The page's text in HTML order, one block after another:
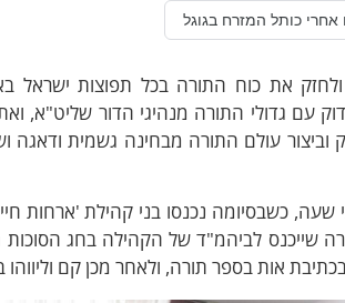
אחרי כותל המזרח בגוגל
את כוח התורה בכל תפוצות ישראל
עם גדולי התורה מנהיגי הדור שליט"א,
עולם התורה מבחינה גשמית ודאגה
כשבסיומה נכנסו בני קהילת 'ארחות
שייכנס לביהמ"ד של הקהילה בחג הסוכות
אות בספר תורה, ולאחר מכן קם וליווהו